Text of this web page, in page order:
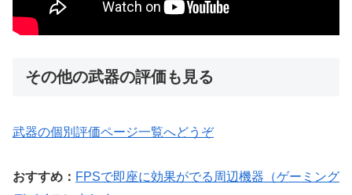
その他の武器の評価も見る
武器の個別評価ページ一覧へどうぞ
おすすめ： FPSで即座に効果がでる周辺機器（ゲーミング